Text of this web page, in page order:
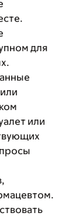
для
или